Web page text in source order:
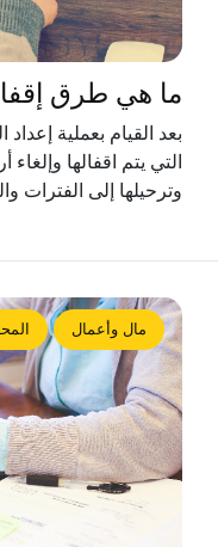
ما هي طرق
بعد القيام بعملية
التي يتم اقفالها
وترحيلها إلى الفترات
مال وأعمال